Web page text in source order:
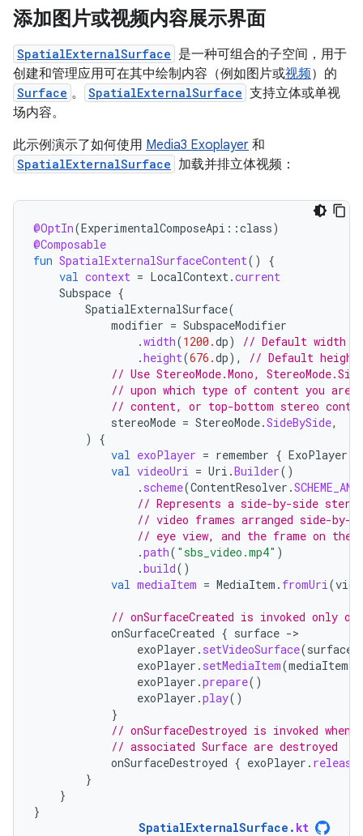
添加图片或视频内容展示界面
SpatialExternalSurface 是一种可组合的子空间，用于
创建和管理应用可在其中绘制内容（例如图片或视频）的
Surface 。 SpatialExternalSurface 支持立体或单视
场内容。
此示例演示了如何使用 Media3 Exoplayer 和
SpatialExternalSurface 加载并排立体视频：
@OptIn(ExperimentalComposeApi ::class)
@Composable
fun SpatialExternalSurfaceContent()
{
val context = LocalContext .current
Subspace {
SpatialExternalSurface(
modifier = SubspaceModifier
.width(1200.dp)
// Default width
.height(676.dp),
// Default
// Use StereoMode.Mono,
// upon which type of content you are
// content, or top-bottom stereo
stereoMode = StereoMode.SideBySide,
)
{
val exoPlayer = remember { ExoPlayer
val videoUri = Uri .Builder()
. scheme(ContentResolver .
// Represents a side-by-side
// video frames arranged side-
// eye view, and the frame on
.path( "sbs_video.mp4" )
.build()
val mediaItem = MediaItem . fromUri (
// onSurfaceCreated is invoked only
onSurfaceCreated { surface -
exoPlayer . setVideoSurface(surface
exoPlayer . setMediaItem(mediaItem
exoPlayer .prepare()
exoPlayer .play()
}
// onSurfaceDestroyed is invoked
// associated Surface are destroyed
onSurfaceDestroyed { exoPlayer . release
}
}
}
SpatialExternalSurface . kt